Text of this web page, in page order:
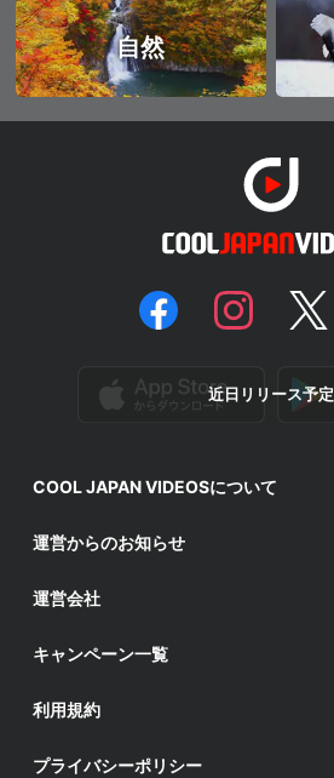
自然
近日リリース予定
COOL JAPAN VIDEOSについて
運営からのお知らせ
運営会社
キャンペーン一覧
利用規約
プライバシーポリシー